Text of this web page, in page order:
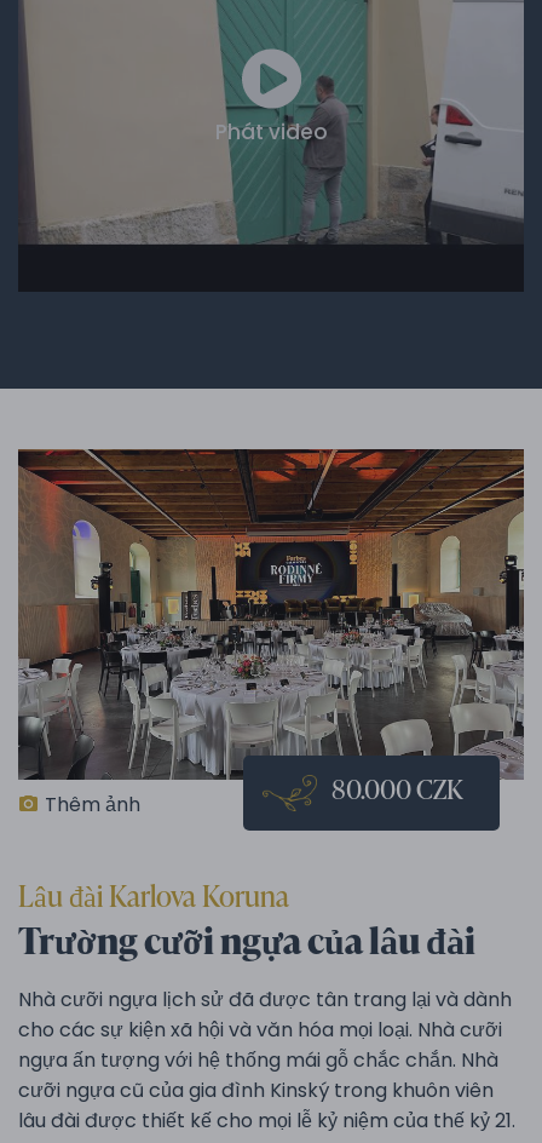
Phát video
Thêm ảnh 80.000 CZK
Lâu đài Karlova Koruna
Trường cưỡi ngựa của lâu đài
Nhà cưỡi ngựa lịch sử đã được tân trang lại và dành
cho các sự kiện xã hội và văn hóa mọi loại. Nhà cưỡi
ngựa ấn tượng với hệ thống mái gỗ chắc chắn. Nhà
cưỡi ngựa cũ của gia đình Kinský trong khuôn viên
lâu đài được thiết kế cho mọi lễ kỷ niệm của thế kỷ 21.